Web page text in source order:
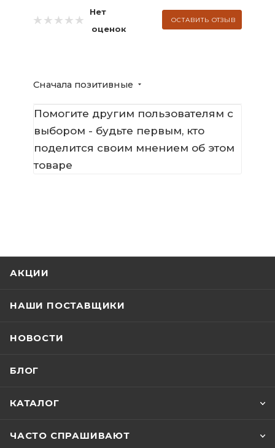
Нет
оценок
ОСТАВИТЬ ОТЗЫВ
Сначала позитивные
Помогите другим пользователям с
выбором - будьте первым, кто
поделится своим мнением об этом
товаре
АКЦИИ
НАШИ ПОСТАВЩИКИ
НОВОСТИ
БЛОГ
КАТАЛОГ
ЧАСТО СПРАШИВАЮТ